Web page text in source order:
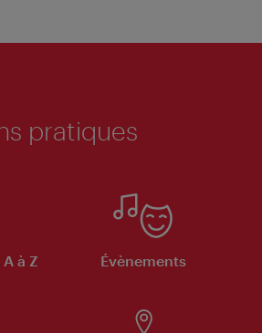
pratiques
à Z Évènements